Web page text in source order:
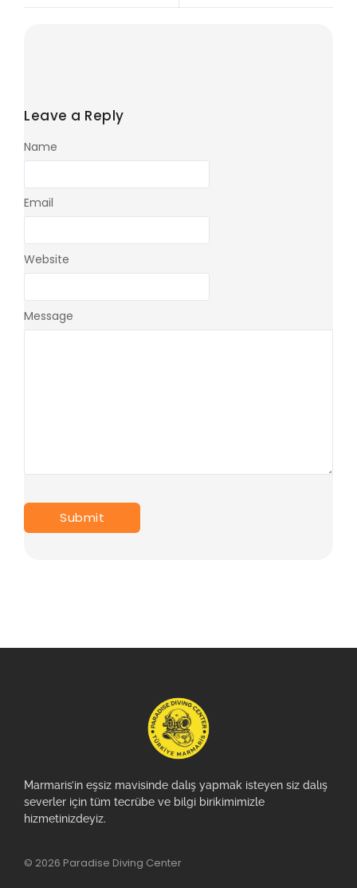
Leave a Reply
Message
Name
Email
Website
Marmaris’in eşsiz mavisinde dalış yapmak isteyen siz dalış
severler için tüm tecrübe ve bilgi birikimimizle
hizmetinizdeyiz.
© 2026 Paradise Diving Center